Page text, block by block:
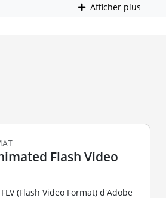
Afficher plus
Flash Video
(Flash Video Format) d'Adobe